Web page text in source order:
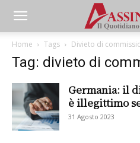
Home Tags Divieto di
Tag: divieto di
Germania: il
è illegittimo
31 Agosto 2023